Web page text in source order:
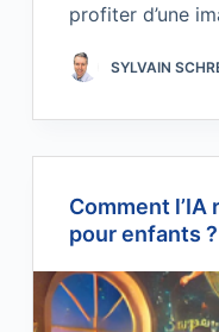
profiter d’une
SYLVAIN
Comment
pour enfants ?